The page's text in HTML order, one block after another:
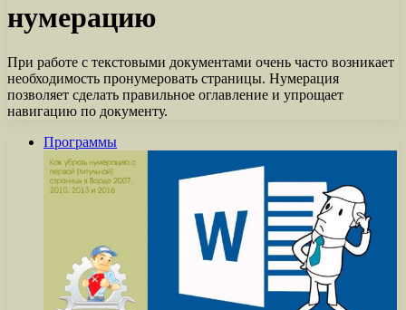
нумерацию
При работе с текстовыми документами очень часто возникает
необходимость пронумеровать страницы. Нумерация
позволяет сделать правильное оглавление и упрощает
навигацию по документу.
Программы